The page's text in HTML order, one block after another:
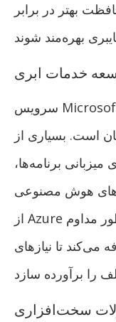
بهتر در برابر
سرویس Microsoft Azure یکی از بزرگ‌ترین
است. بسیاری از
برنامه‌ها،
هوش مصنوعی
از Azure استفاده می‌کنند. مایکروسافت به‌طور مداوم
می‌کند تا نیازهای
سخت‌افزاری